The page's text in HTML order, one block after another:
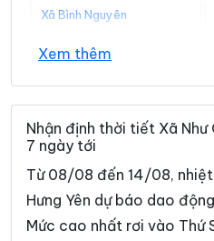
Xã Bình Nguyên
Xã Châu Ninh
Xã Đại Đồng
Xã Đoàn Đào
Xã Đồng Châu
Xã Đông Quan
Xã Đông Thụy Anh
Xem thêm
Nhận định thời tiết Xã Như
7 ngày tới
Từ 08/08 đến 14/08, nhiệt
Hưng Yên dự báo dao
Mức cao nhất rơi vào Thứ